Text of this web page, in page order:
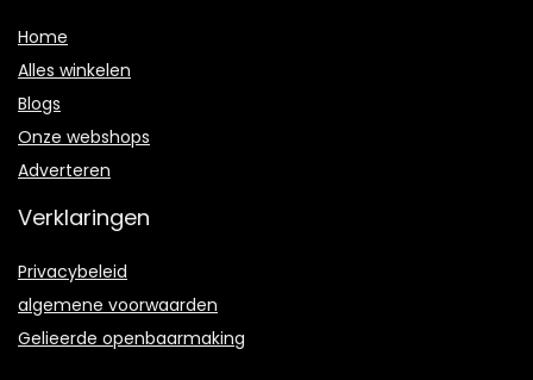
Home
Alles winkelen
Blogs
Onze webshops
Adverteren
Verklaringen
Privacybeleid
algemene voorwaarden
Gelieerde openbaarmaking